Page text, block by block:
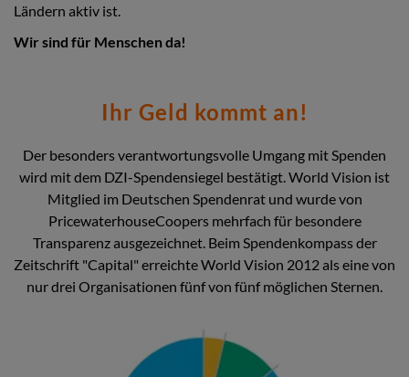
Ländern aktiv ist.
Wir sind für Menschen da!
Ihr Geld kommt an!
Der besonders verantwortungsvolle Umgang mit Spenden
wird mit dem DZI-Spendensiegel bestätigt. World Vision ist
Mitglied im Deutschen Spendenrat und wurde von
PricewaterhouseCoopers mehrfach für besondere
Transparenz ausgezeichnet. Beim Spendenkompass der
Zeitschrift "Capital" erreichte World Vision 2012 als eine von
nur drei Organisationen fünf von fünf möglichen Sternen.